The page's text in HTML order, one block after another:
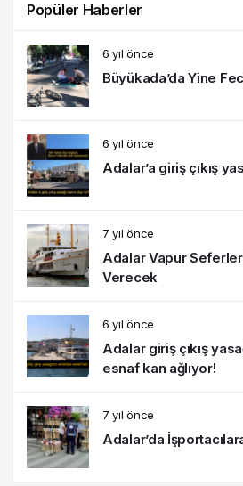
Popüler Haberler
6 yıl önce
Büyükada’da Yine
6 yıl önce
Adalar’a giriş çıkış
7 yıl önce
Adalar Vapur
Verecek
6 yıl önce
Adalar giriş çıkış
esnaf kan ağlıyor!
7 yıl önce
Adalar’da